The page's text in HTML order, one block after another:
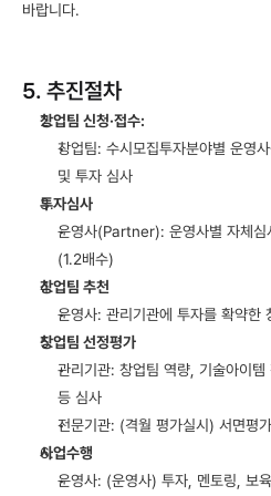
바랍니다.
5. 추진절차
창업팀 신청·접수:
창업팀: 수시모집투자분야별 운영
및 투자 심사
투자심사
운영사(Partner): 운영사별 자체심
(1.2배수)
창업팀 추천
운영사: 관리기관에 투자를 확약한
창업팀 선정평가
관리기관: 창업팀 역량, 기술아이
등 심사
전문기관: (격월 평가실시) 서면
사업수행
운영사: (운영사) 투자, 멘토링, 보